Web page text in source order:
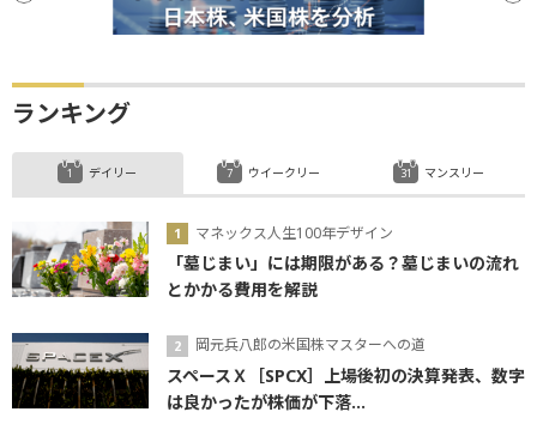
ランキング
デイリー
マネックス人生100年デザイン
「墓じまい」には期限がある？墓じまいの流れ
とかかる費用を解説
岡元兵八郎の米国株マスターへの道
スペースＸ［SPCX］上場後初の決算発表、数字
は良かったが株価が下落...
ウイークリー マンスリー